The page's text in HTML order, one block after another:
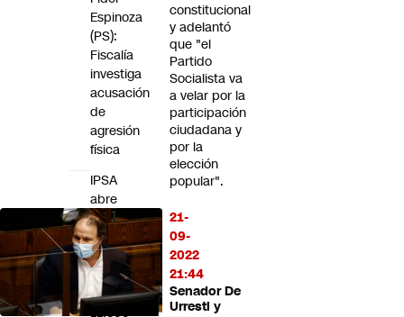
constitucional
y adelantó
que "el
Partido
Socialista va
a velar por la
participación
ciudadana y
por la
elección
popular".
21-
09-
2022
21:44
Senador De
Urresti y
Espinoza
(PS):
Fiscalía
investiga
acusación
de
agresión
física
IPSA
abre
al
alza
y
supera
los
11.300